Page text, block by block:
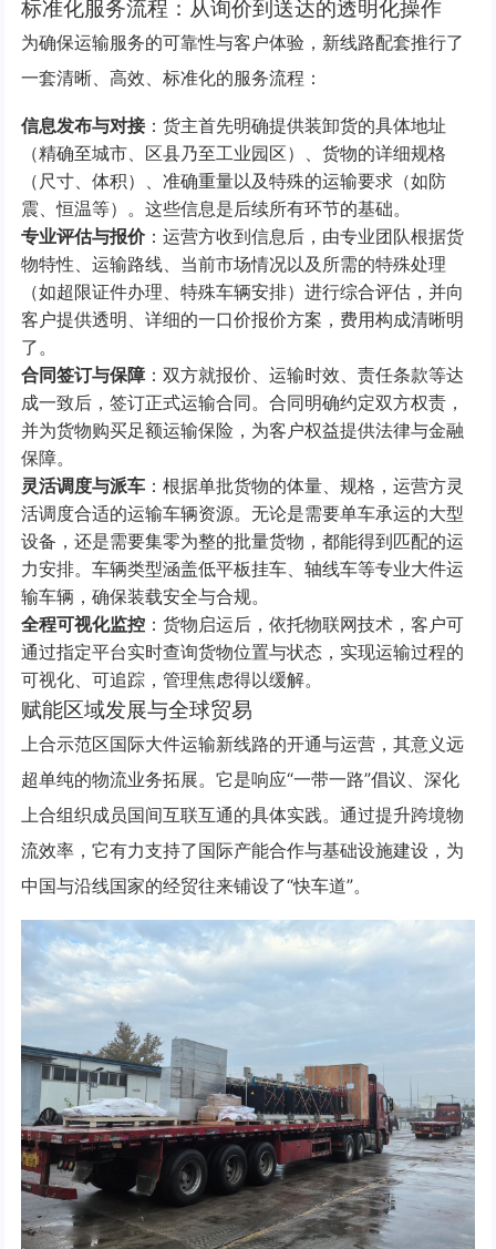
标准化服务流程：从询价到送达的透明化操作
为确保运输服务的可靠性与客户体验，新线路配套推行了
一套清晰、高效、标准化的服务流程：
信息发布与对接：货主首先明确提供装卸货的具体地址
（精确至城市、区县乃至工业园区）、货物的详细规格
（尺寸、体积）、准确重量以及特殊的运输要求（如防
震、恒温等）。这些信息是后续所有环节的基础。
专业评估与报价：运营方收到信息后，由专业团队根据货
物特性、运输路线、当前市场情况以及所需的特殊处理
（如超限证件办理、特殊车辆安排）进行综合评估，并向
客户提供透明、详细的一口价报价方案，费用构成清晰明
了。
合同签订与保障 ：双方就报价、运输时效、责任条款等达
成一致后，签订正式运输合同。合同明确约定双方权责，
并为货物购买足额运输保险，为客户权益提供法律与金融
保障。
灵活调度与派车 ：根据单批货物的体量、规格，运营方灵
活调度合适的运输车辆资源。无论是需要单车承运的大型
设备，还是需要集零为整的批量货物，都能得到匹配的运
力安排。车辆类型涵盖低平板挂车、轴线车等专业大件运
输车辆，确保装载安全与合规。
全程可视化监控 ：货物启运后，依托物联网技术，客户可
通过指定平台实时查询货物位置与状态，实现运输过程的
可视化、可追踪，管理焦虑得以缓解。
赋能区域发展与全球贸易
上合示范区国际大件运输新线路的开通与运营，其意义远
超单纯的物流业务拓展。它是响应“一带一路”倡议、深化
上合组织成员国间互联互通的具体实践。通过提升跨境物
流效率，它有力支持了国际产能合作与基础设施建设，为
中国与沿线国家的经贸往来铺设了“快车道”。